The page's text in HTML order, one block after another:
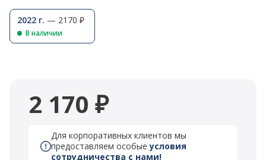
2022 г. — 2170 ₽
В наличии
2 170 ₽
Для корпоративных клиентов мы
предоставляем особыеусловия
сотрудничества с нами!